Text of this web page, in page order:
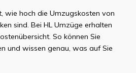
wie hoch die Umzugskosten von
sind. Bei HL Umzüge erhalten
So können Sie
und wissen genau, was auf Sie